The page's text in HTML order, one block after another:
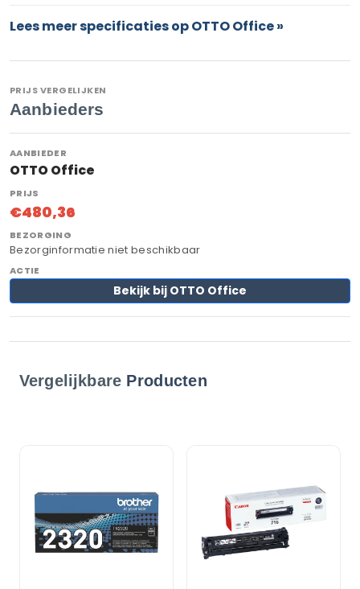
Lees meer specificaties op OTTO Office »
PRIJS VERGELIJKEN
Aanbieders
OTTO Office
€480,36
Bezorginformatie niet beschikbaar
Bekijk bij OTTO Office
Vergelijkbare Producten